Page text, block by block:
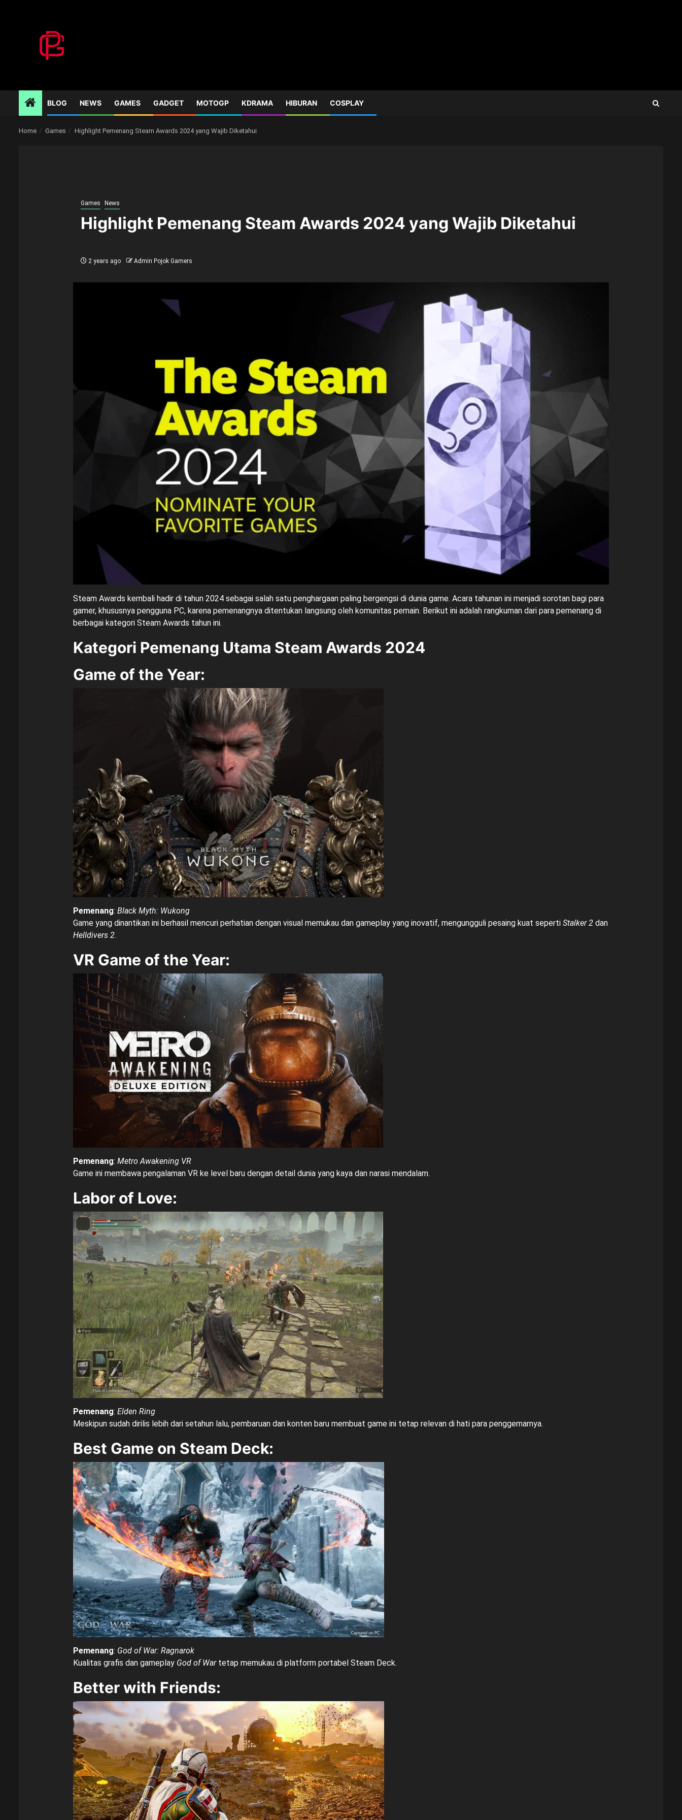
BLOG NEWS GAMES GADGET MOTOGP KDRAMA HIBURAN COSPLAY
Home Games Highlight Pemenang Steam Awards 2024 yang Wajib Diketahui
Games News
Highlight Pemenang Steam Awards 2024 yang Wajib Diketahui
2 years ago Admin Pojok Gamers
Steam Awards kembali hadir di tahun 2024 sebagai salah satu penghargaan paling bergengsi di dunia game. Acara tahunan ini menjadi sorotan bagi para
gamer, khususnya pengguna PC, karena pemenangnya ditentukan langsung oleh komunitas pemain. Berikut ini adalah rangkuman dari para pemenang di
berbagai kategori Steam Awards tahun ini.
Kategori Pemenang Utama Steam Awards 2024
Game of the Year:
Pemenang: Black Myth: Wukong
Game yang dinantikan ini berhasil mencuri perhatian dengan visual memukau dan gameplay yang inovatif, mengungguli pesaing kuat seperti Stalker 2dan
Helldivers 2.
VR Game of the Year:
Pemenang: Metro Awakening VR
Game ini membawa pengalaman VR ke level baru dengan detail dunia yang kaya dan narasi mendalam.
Labor of Love:
Pemenang: Elden Ring
Meskipun sudah dirilis lebih dari setahun lalu, pembaruan dan konten baru membuat game ini tetap relevan di hati para penggemarnya.
Best Game on Steam Deck:
Pemenang: God of War: Ragnarok
Kualitas grafis dan gameplay God of Wartetap memukau di platform portabel Steam Deck.
Better with Friends: